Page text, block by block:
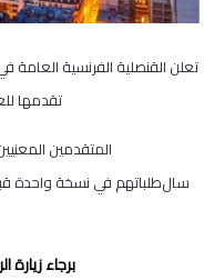
تعلن القنصلية الفرنسية العامة
تقدمها
المتقدمين
سالطلباتهم في نسخة واحدة
برجاء زيارة